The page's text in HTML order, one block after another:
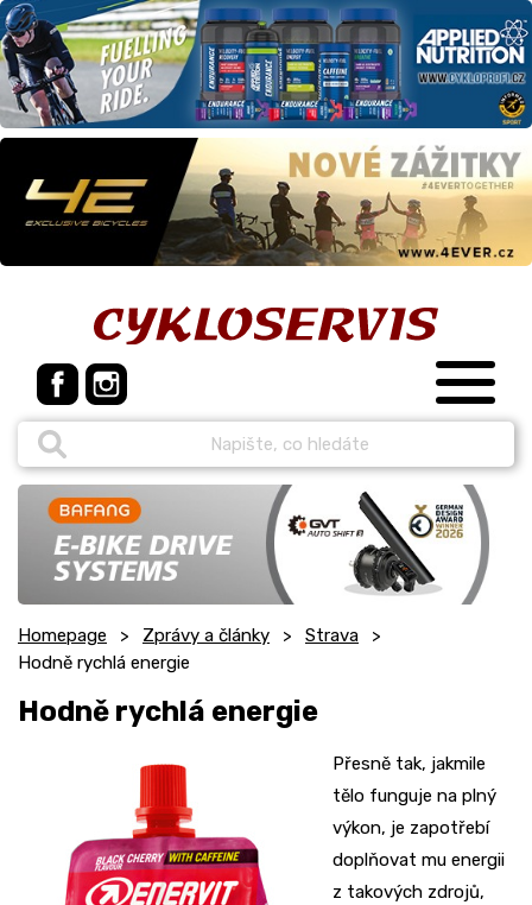
Homepage Zprávy a články
Strava
Hodně rychlá energie
Hodně rychlá energie
Přesně tak, jakmile
tělo funguje na plný
výkon, je zapotřebí
doplňovat mu energii
z takových zdrojů,